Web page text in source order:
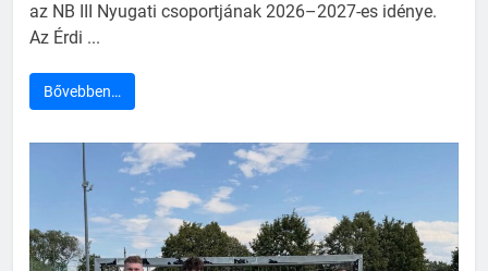
az NB III Nyugati csoportjának 2026–2027-es idénye.
Az Érdi ...
Bővebben…